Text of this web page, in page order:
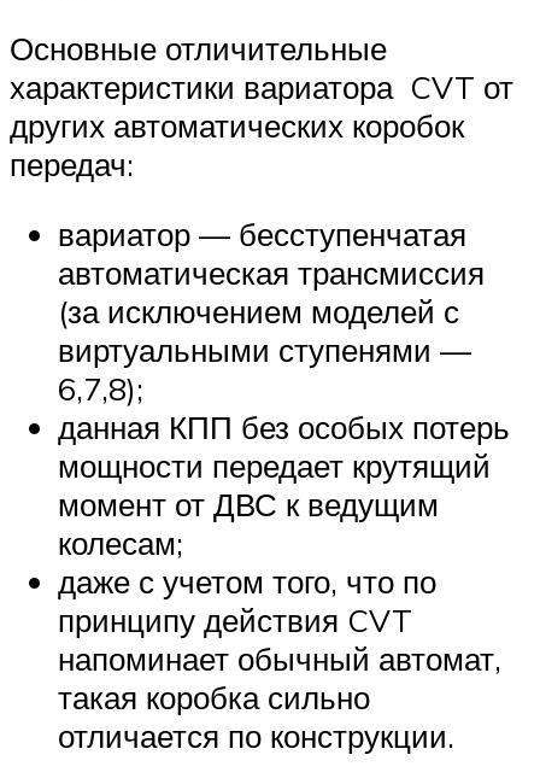
Основные отличительные
характеристики вариатора CVT от
других автоматических коробок
передач:
вариатор — бесступенчатая
автоматическая трансмиссия
(за исключением моделей с
виртуальными ступенями —
6,7,8);
данная КПП без особых потерь
мощности передает крутящий
момент от ДВС к ведущим
колесам;
даже с учетом того, что по
принципу действия CVT
напоминает обычный автомат,
такая коробка сильно
отличается по конструкции.